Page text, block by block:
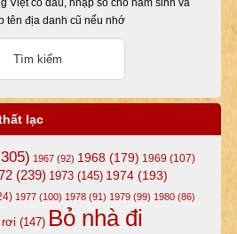
Việt có dấu, nhập số cho năm sinh và
tên địa danh cũ nếu nhớ
lạc
1967(92) 1968(179) 1969 (107)
(239) 1973(145) 1974(193)
1977(100) 1978(91) 1979(99) 1980(86)
rơi (147) Bỏ nhà đi